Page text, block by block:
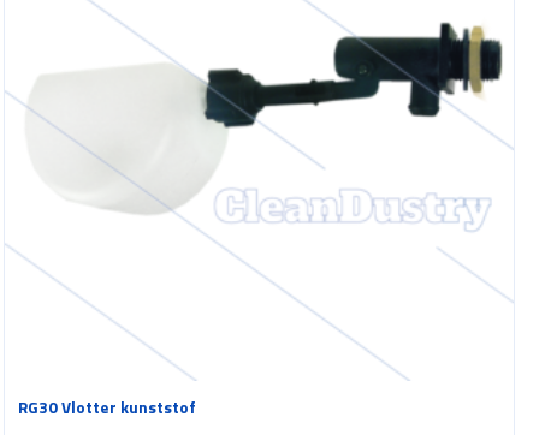
RG30 Vlotter kunststof